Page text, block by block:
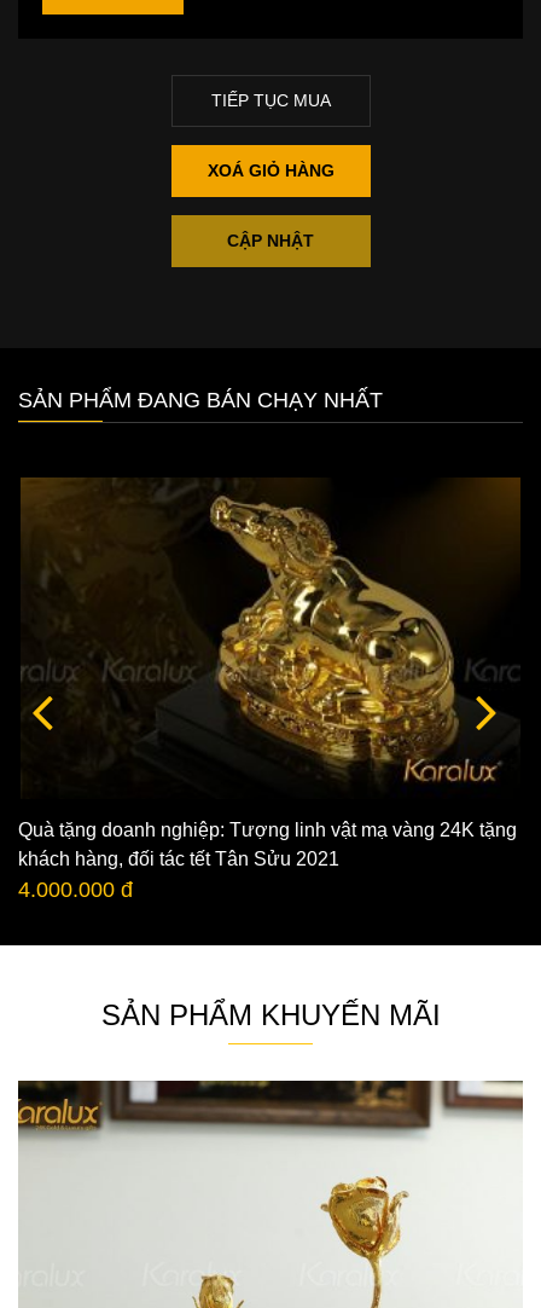
TIẾP TỤC MUA
XOÁ GIỎ HÀNG
CẬP NHẬT
SẢN PHẨM ĐANG BÁN CHẠY NHẤT
Quà tặng doanh nghiệp: Tượng linh vật mạ vàng 24K tặng
khách hàng, đối tác tết Tân Sửu 2021
4.000.000 đ
SẢN PHẨM KHUYẾN MÃI